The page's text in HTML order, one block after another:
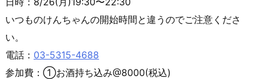
いつものけんちゃんの開始時間と違うのでご注意くださ
い。
電話： 03-5315-4688
参加費：①お酒持ち込み@8000(税込)